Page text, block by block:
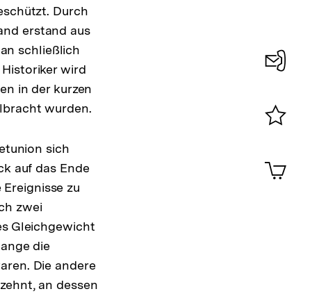
Durch
erstand aus
schließlich
wird
in der kurzen
wurden.
sich
auf das Ende
zu
zwei
Gleichgewicht
die
Die andere
an dessen